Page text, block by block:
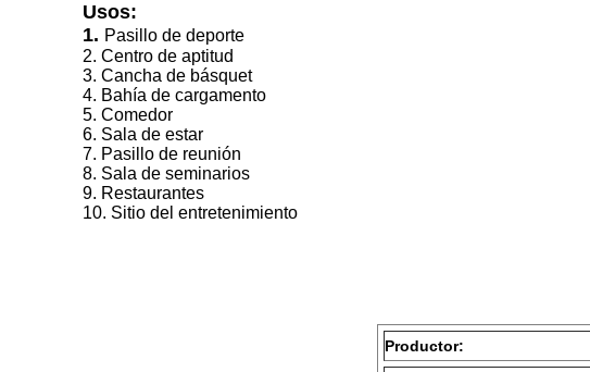
Usos:
1. Pasillo de deporte
2. Centro de aptitud
3. Cancha de básquet
4. Bahía de cargamento
5. Comedor
6. Sala de estar
7. Pasillo de reunión
8. Sala de seminarios
9. Restaurantes
10. Sitio del entretenimiento
Productor: